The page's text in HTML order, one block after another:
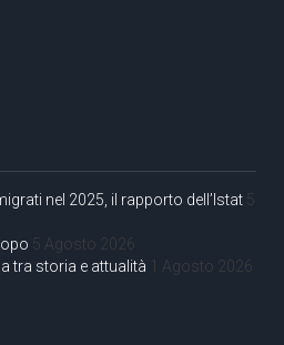
nel 2025, il rapporto dell’Istat 5
5 Agosto 2026
tra storia e attualità 1 Agosto 2026